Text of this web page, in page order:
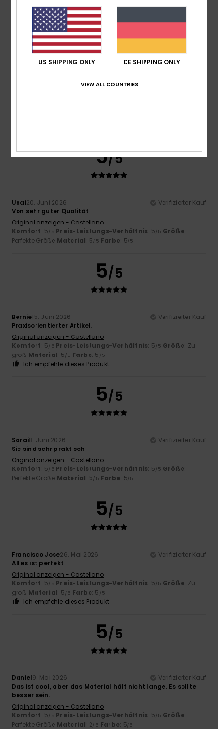
4 /5
5/5
Unai20. Juni 2026
Verifizierter Kauf
Von sehr guter Qualität
Original anzeigen - Castellano
Komfort: 5/5 Preis-Leistungs-Verhältnis: 5/5 Größe:
Perfekte Größe Material: 5/5 Farbe: 5/5
5/5
Bernie15. Juni 2026
Verifizierter Kauf
Praxisorientierter Artikel.
Original anzeigen - Castellano
Komfort: 5/5 Preis-Leistungs-Verhältnis: 5/5 Größe: Zu
groß Material: 5/5 Farbe: 5 /5
Ich empfehle dieses Produkt
5/5
Sarai8. Juni 2026
Verifizierter Kauf
Sie sind sehr praktisch
Original anzeigen - Castellano
Komfort: 5/5 Preis-Leistungs-Verhältnis: 5/5 Größe:
Perfekte Größe Material: 5/5 Farbe: 5/5
5/5
Francisco Jose26. Mai 2026
Verifizierter Kauf
Alles ist perfekt
Original anzeigen - Castellano
Komfort: 5/5 Preis-Leistungs-Verhältnis: 5/5 Größe: Zu
groß Material: 5/5 Farbe: 5 /5
Ich empfehle dieses Produkt
5/5
Daniel9. Mai 2026
Verifizierter Kauf
Das ist cool, aber das Material hält nicht lange. Es sollte
besser sein.
Original anzeigen - Castellano
Komfort: 5/5 Preis-Leistungs-Verhältnis: 5/5 Größe:
Perfekte Größe Material: 2/5 Farbe: 5/5
US SHIPPING ONLY DE SHIPPING ONLY
VIEW ALL COUNTRIES